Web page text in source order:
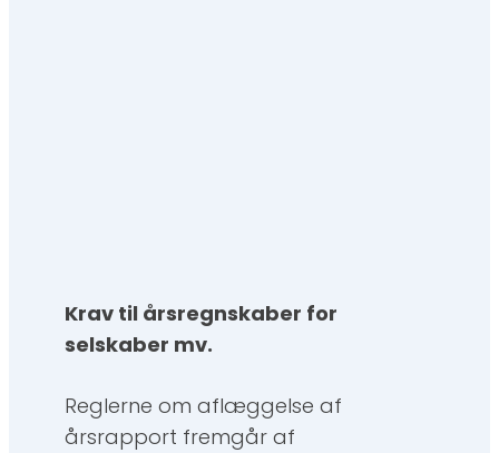
Krav til årsregnskaber for
selskaber mv.
Reglerne om aflæggelse af
årsrapport fremgår af